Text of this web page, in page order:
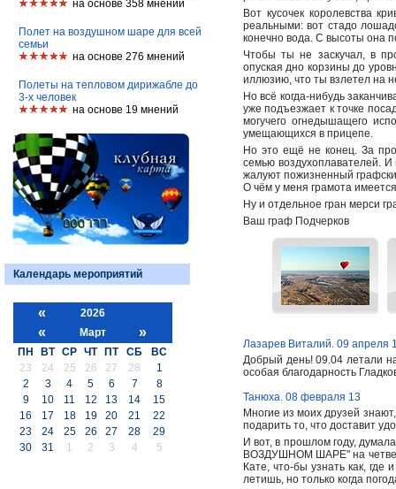
на основе 358 мнений
Полет на воздушном шаре для всей
семьи
на основе 276 мнений
Полеты на тепловом дирижабле до
3-х человек
на основе 19 мнений
Календарь мероприятий
« 2026
« Март »
ПН ВТ СР ЧТ ПТ СБ
ВС
23
24 25 26 27 28
1
2
3 4 5 6 7
8
9
10 11 12 13 14
15
16
17 18 19 20 21
22
23
24 25 26 27 28
29
30
31 1 2 3 4 5
Вот кусочек королевства
реальными: вот стадо
конечно вода. С высоты она
Чтобы ты не заскучал, в
опуская дно корзины до
иллюзию, что ты взлетел на
Но всё когда-нибудь
уже подъезжает к точке
могучего огнедышащего
умещающихся в прицепе.
Но это ещё не конец. За
семью воздухоплавателей.
жалуют пожизненный
О чём у меня грамота
Ну и отдельное гран мерси
Ваш граф Подчерков
Лазарев Виталий. 09 апреля
Добрый день! 09.04 летали
особая благодарность
Танюха. 08 февраля 13
Многие из моих друзей
подарить то, что доставит
И вот, в прошлом году,
ВОЗДУШНОМ ШАРЕ" на
Кате, что-бы узнать как,
летишь, но только когда